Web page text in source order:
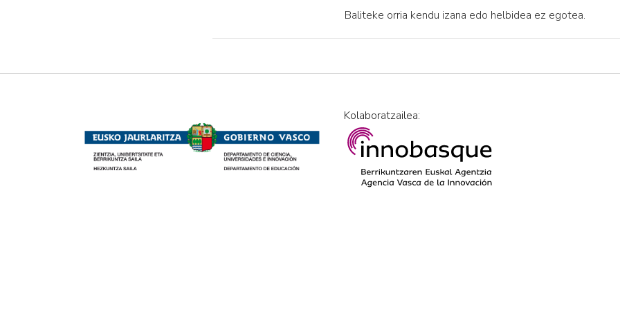
Baliteke orria kendu izana edo helbidea ez egotea.
Kolaboratzailea: